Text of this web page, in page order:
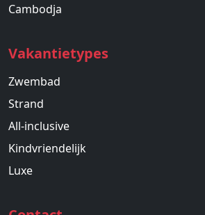
Cambodja
Vakantietypes
Zwembad
Strand
All-inclusive
Kindvriendelijk
Luxe